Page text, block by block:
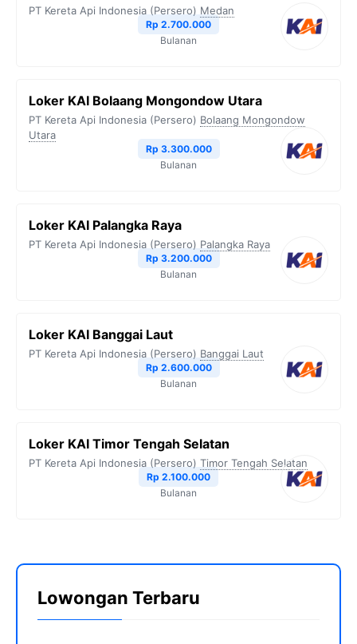
PT Kereta Api Indonesia (Persero) Medan
Rp 2.700.000
Bulanan
Loker KAI Bolaang Mongondow Utara
PT Kereta Api Indonesia (Persero) Bolaang Mongondow
Utara
Rp 3.300.000
Bulanan
Loker KAI Palangka Raya
PT Kereta Api Indonesia (Persero) Palangka Raya
Rp 3.200.000
Bulanan
Loker KAI Banggai Laut
PT Kereta Api Indonesia (Persero) Banggai Laut
Rp 2.600.000
Bulanan
Loker KAI Timor Tengah Selatan
PT Kereta Api Indonesia (Persero) Timor Tengah Selatan
Rp 2.100.000
Bulanan
Lowongan Terbaru